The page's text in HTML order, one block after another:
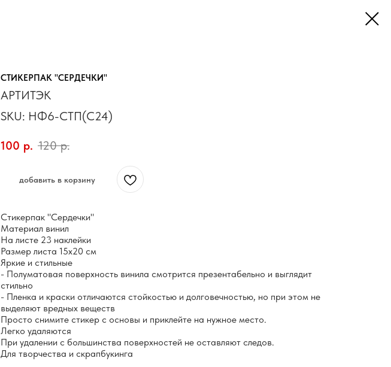
СТИКЕРПАК "СЕРДЕЧКИ"
АРТИТЭК
SKU: НФ6-СТП(С24)
100 р. 120 р.
добавить в корзину
Стикерпак "Сердечки"
Материал винил
На листе 23 наклейки
Размер листа 15х20 см
Яркие и стильные
- Полуматовая поверхность винила смотрится презентабельно и выглядит
стильно
- Пленка и краски отличаются стойкостью и долговечностью, но при этом не
выделяют вредных веществ
Просто снимите стикер с основы и приклейте на нужное место.
Легко удаляются
При удалении с большинства поверхностей не оставляют следов.
Для творчества и скрапбукинга